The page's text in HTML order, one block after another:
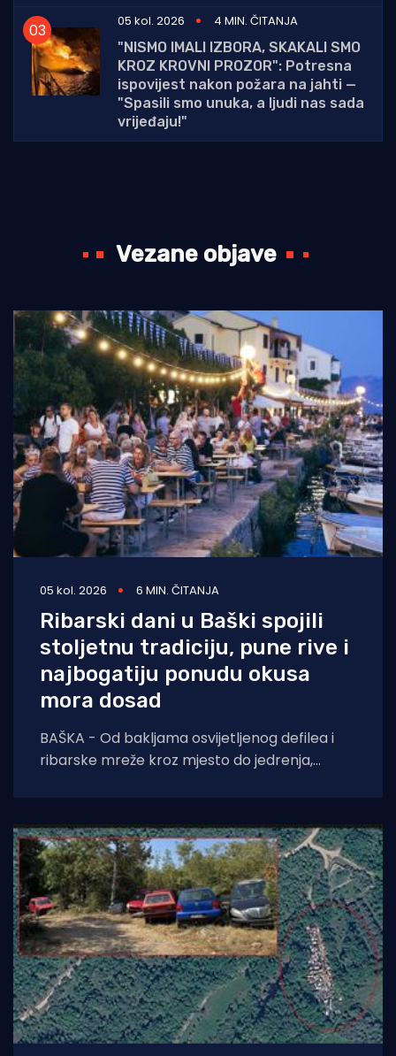
05 kol. 2026
4 MIN. ČITANJA
"NISMO IMALI IZBORA, SKAKALI SMO
KROZ KROVNI PROZOR": Potresna
ispovijest nakon požara na jahti —
"Spasili smo unuka, a ljudi nas sada
vrijeđaju!"
Vezane objave
05 kol. 2026 6 MIN. ČITANJA
Ribarski dani u Baški spojili
stoljetnu tradiciju, pune rive i
najbogatiju ponudu okusa
mora dosad
BAŠKA - Od bakljama osvijetljenog defilea i
ribarske mreže kroz mjesto do jedrenja,